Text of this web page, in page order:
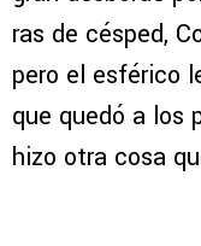
ras de césped,
pero el esférico
que quedó a los
hizo otra cosa